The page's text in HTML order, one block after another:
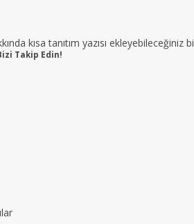
kısa tanıtım yazısı
Takip Edin!